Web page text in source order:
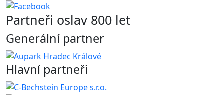
Partneři oslav 800 let
Generální partner
Hlavní partneři